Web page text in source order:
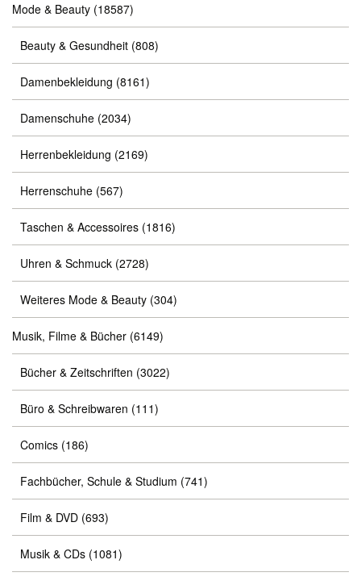
Mode & Beauty (18587)
Beauty & Gesundheit (808)
Damenbekleidung (8161)
Damenschuhe (2034)
Herrenbekleidung (2169)
Herrenschuhe (567)
Taschen & Accessoires (1816)
Uhren & Schmuck (2728)
Weiteres Mode & Beauty (304)
Musik, Filme & Bücher (6149)
Bücher & Zeitschriften (3022)
Büro & Schreibwaren (111)
Comics (186)
Fachbücher, Schule & Studium (741)
Film & DVD (693)
Musik & CDs (1081)